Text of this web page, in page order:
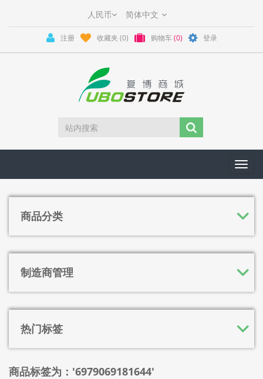
注册 收藏夹 (0) 购物车 (0) 登录
商品分类
制造商管理
热门标签
商品标签为：'6979069181644'